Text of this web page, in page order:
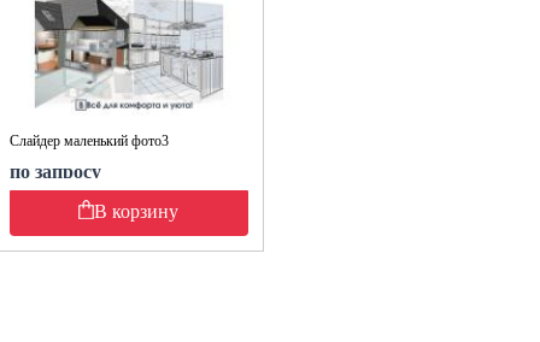
Слайдер маленький фото3
по запросу
В корзину